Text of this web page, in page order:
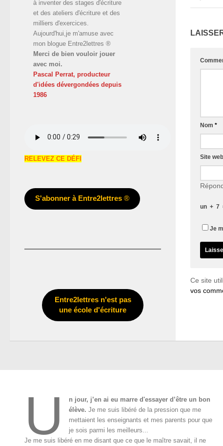
Nom *
Site web
un + 7
Je
Ce site
vos
à inventer des stages d'écriture
et des ateliers d'écriture et des
milliers d'exercices.
Aujourd'hui,je m'amuse avec
mon blogue Entre2lettres ®
Merci de bien vouloir jouer
avec moi.
Pascal Perrat, producteur
d'idées dévergondées depuis
1986
RELEVEZ CE DÉFI
S'abonner à Entre2lettres®
Entre2lettres n'est pas
une école d'écriture
U
n jour, j’en ai eu marre d'essayer d’être un bon
élève.Je me suis libéré de la pression que me
mettaient les enseignants et mes parents pour que
je sois parmi les meilleurs...
Je me suis libéré en me disant que ce que le maître savait, il ne